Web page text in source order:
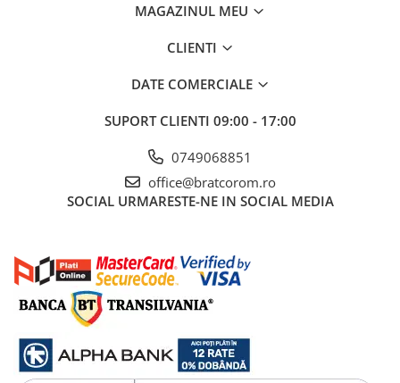
MAGAZINUL MEU
CLIENTI
DATE COMERCIALE
SUPORT CLIENTI 09:00 - 17:00
0749068851
office@bratcorom.ro
SOCIAL URMARESTE-NE IN SOCIAL MEDIA